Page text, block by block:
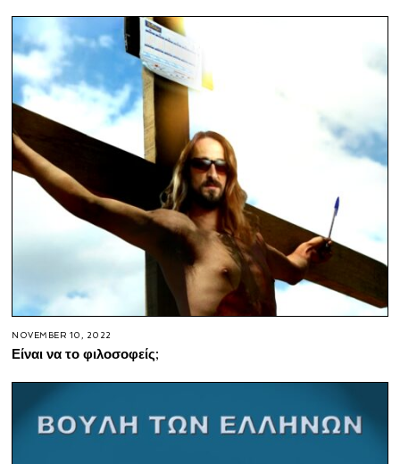
NOVEMBER 10, 2022
Είναι να το φιλοσοφείς;